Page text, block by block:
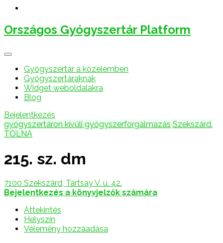
Országos Gyógyszertár Platform
Gyógyszertár a közelemben
Gyógyszertáraknak
Widget weboldalakra
Blog
Bejelentkezés
gyógyszertáron kívüli gyógyszerforgalmazás Szekszárd,
TOLNA
215. sz. dm
7100 Szekszárd, Tartsay V. u. 42.
Bejelentkezés a könyvjelzők számára
Áttekintés
Helyszín
Vélemény hozzáadása